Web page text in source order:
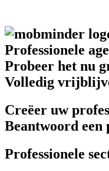
Professionele
Probeer het nu
Volledig
Creëer uw
Beantwoord een
Professionele